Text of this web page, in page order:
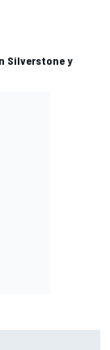
Silverstone y